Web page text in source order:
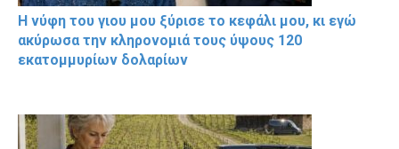
Η νύφη του γιου μου ξύρισε το κεφάλι μου, κι εγώ
ακύρωσα την κληρονομιά τους ύψους 120
εκατομμυρίων δολαρίων